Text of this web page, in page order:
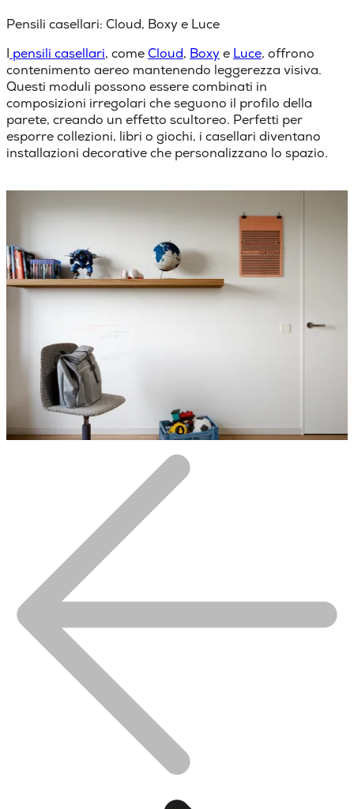
Pensili casellari: Cloud, Boxy e Luce
I pensili casellari, comeCloud, Boxye Luce, offrono
contenimento aereo mantenendo leggerezza visiva.
Questi moduli possono essere combinati in
composizioni irregolari che seguono il profilo della
parete, creando un effetto scultoreo. Perfetti per
esporre collezioni, libri o giochi, i casellari diventano
installazioni decorative che personalizzano lo spazio.